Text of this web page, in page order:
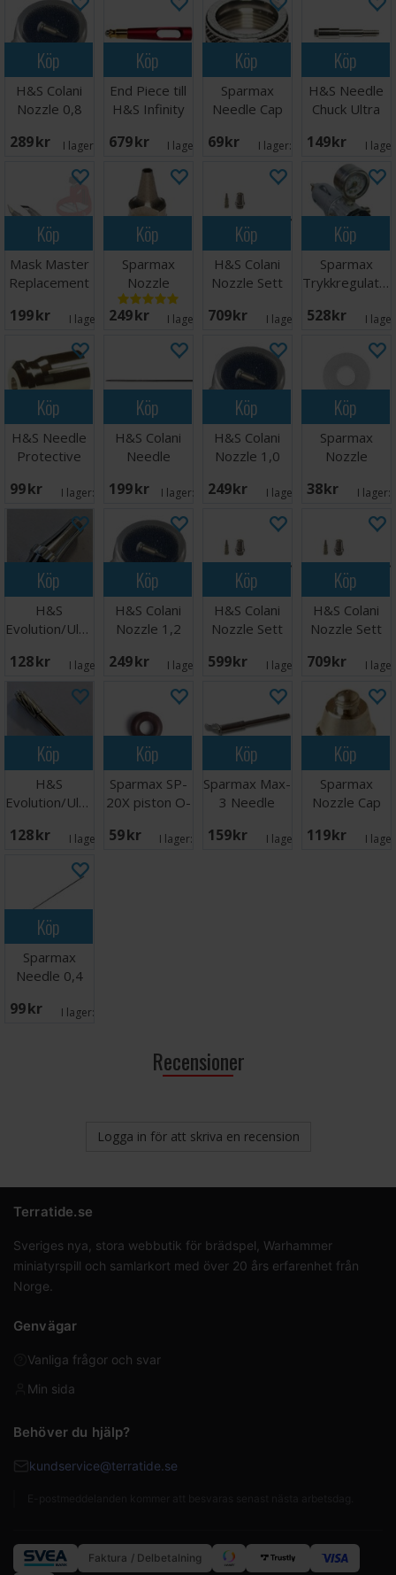
Köp
H&S Colani
Nozzle 0,8
289 SEK I lager: 20+
Köp
End Piece till
H&S Infinity
679 SEK I lager: 1
Köp
Sparmax
Needle Cap
69 SEK I lager:
Köp
H&S Needle
Chuck Ultra
149 SEK I
Köp
Mask Master
Replacement
199 SEK I lager: 2
Köp
Sparmax
Nozzle
0,5mm GP-
850
249 SEK I lager:
Köp
H&S Colani
Nozzle Sett
709 SEK I lager: 2
Köp
Sparmax
Trykkregulator
Manometer
528 SEK I
Köp
H&S Needle
Protective
99 SEK I lager:
Köp
H&S Colani
Needle
199 SEK I lager: 20+
Köp
H&S Colani
Nozzle 1,0
249 SEK I lager: 5
Köp
Sparmax
Nozzle
35
38 SEK I lager:
Köp
H&S
Evolution/Ultra
Nut
128 SEK I lager: 1
Köp
H&S Colani
Nozzle 1,2
249 SEK I lager: 6
Köp
H&S Colani
Nozzle Sett
599 SEK I lager:
Köp
H&S Colani
Nozzle Sett
709 SEK I
Köp
H&S
Evolution/Ultra
Chuck
128 SEK I lager: 5
Köp
Sparmax SP-
20X piston O-
59 SEK I lager:
Köp
Sparmax Max-
3 Needle
Guide
159 SEK I lager:
Köp
Sparmax
Nozzle Cap
119 SEK I
Köp
Sparmax
Needle 0,4
99 SEK I lager:
Recensioner
Logga in för att skriva en recension
Terratide.se
Sveriges nya, stora webbutik för brädspel, Warhammer
miniatyrspill och samlarkort med över 20 års erfarenhet från
Norge.
Genvägar
Vanliga frågor och svar
Min sida
Behöver du hjälp?
kundservice@terratide.se
Faktura / Delbetalning